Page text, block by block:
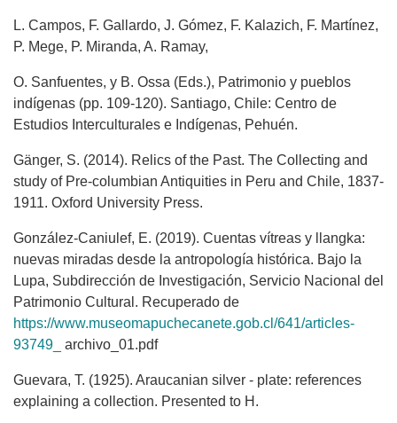
L. Campos, F. Gallardo, J. Gómez, F. Kalazich, F. Martínez,
P. Mege, P. Miranda, A. Ramay,
O. Sanfuentes, y B. Ossa (Eds.), Patrimonio y pueblos
indígenas (pp. 109-120). Santiago, Chile: Centro de
Estudios Interculturales e Indígenas, Pehuén.
Gänger, S. (2014). Relics of the Past. The Collecting and
study of Pre-columbian Antiquities in Peru and Chile, 1837-
1911. Oxford University Press.
González-Caniulef, E. (2019). Cuentas vítreas y llangka:
nuevas miradas desde la antropología histórica. Bajo la
Lupa, Subdirección de Investigación, Servicio Nacional del
Patrimonio Cultural. Recuperado de
https://www.museomapuchecanete.gob.cl/641/articles-
93749_
archivo_01.pdf
Guevara, T. (1925). Araucanian silver - plate: references
explaining a collection. Presented to H.